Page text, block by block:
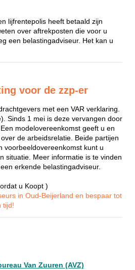
lijfrentepolis heeft betaald zijn
over aftrekposten die voor u
een belastingadviseur. Het kan u
voor de zzp-er
met een VAR verklaring.
Sinds 1 mei is deze vervangen door
modelovereenkomst geeft u en
de arbeidsrelatie. Beide partijen
voorbeeldovereenkomst kunt u
situatie. Meer informatie is te vinden
erkende belastingadviseur.
u Koopt )
in Oud-Beijerland en bespaar tot
tijd!
Van Zuuren (AVZ)